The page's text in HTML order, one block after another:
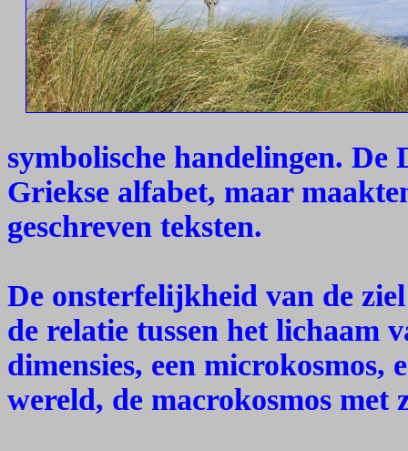
symbolische handelingen.
Griekse alfabet, maar
geschreven teksten.
De onsterfelijkheid van de
de relatie tussen het lichaam
dimensies, een microkosmos,
wereld, de macrokosmos met